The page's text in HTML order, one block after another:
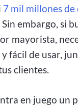
7 mil millones de
Sin embargo, si
mayorista,
fácil de usar,
clientes.
en juego un